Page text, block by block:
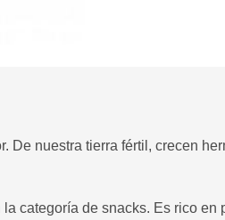
De nuestra tierra fértil, crecen
categoría de snacks. Es rico